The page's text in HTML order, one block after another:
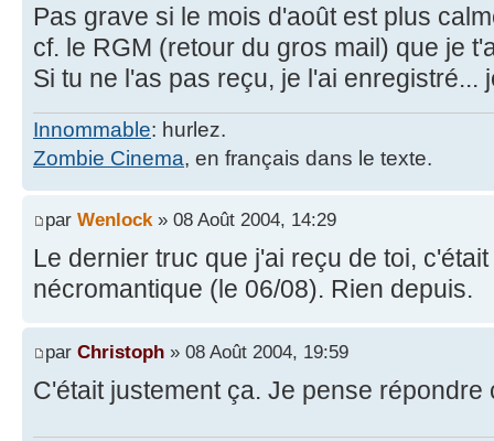
Pas grave si le mois d'août est plus
cf. le RGM (retour du gros mail) que je
Si tu ne l'as pas reçu, je l'ai enregistré...
Innommable: hurlez.
Zombie Cinema, en français dans le texte.
par Wenlock » 08 Août 2004, 14:29
Le dernier truc que j'ai reçu de toi,
nécromantique (le 06/08). Rien depuis.
par Christoph » 08 Août 2004, 19:59
C'était justement ça. Je pense